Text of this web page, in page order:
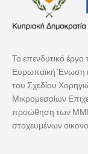
Το επενδυτικό έργο
Ευρωπαϊκή Ένωση
του Σχεδίου
Μικρομεσαίων
προώθηση των ΜΜΕ
στοχευμένων